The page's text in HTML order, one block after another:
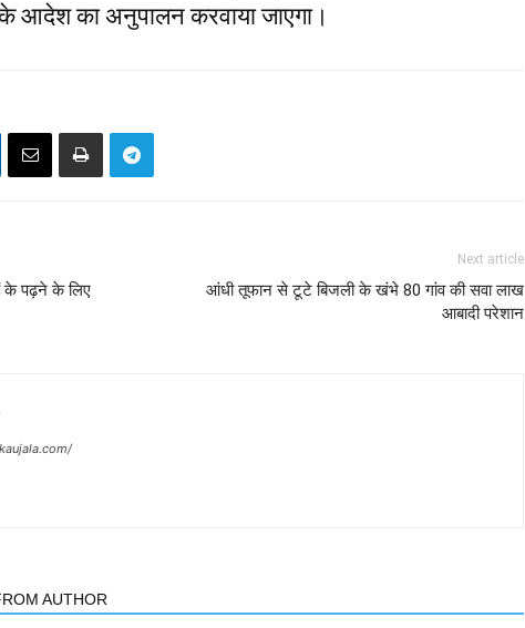
आदेश का अनुपालन करवाया जाएगा।
के पढ़ने के लिए
Next article
आंधी तूफान से टूटे बिजली के खंभे 80 गांव की सवा लाख
आबादी परेशान
AUTHOR